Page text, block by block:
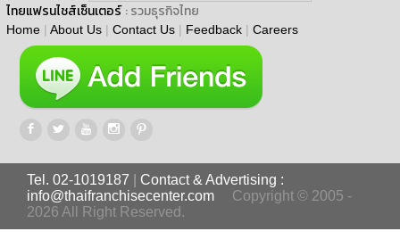
ไทยแฟรนไชส์เซ็นเตอร์ : รวมธุรกิจไทย
Home | About Us | Contact Us | Feedback | Careers
Tel. 02-1019187
Contact & Advertising :
info@thaifranchisecenter.com
Copyright © 2005 -
2026 All Right Reserved.